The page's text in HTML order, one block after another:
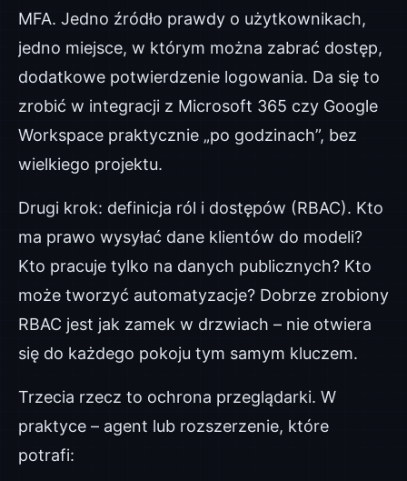
MFA. Jedno źródło prawdy o użytkownikach,
jedno miejsce, w którym można zabrać dostęp,
dodatkowe potwierdzenie logowania. Da się to
zrobić w integracji z Microsoft 365 czy Google
Workspace praktycznie „po godzinach”, bez
wielkiego projektu.
Drugi krok: definicja ról i dostępów (RBAC). Kto
ma prawo wysyłać dane klientów do modeli?
Kto pracuje tylko na danych publicznych? Kto
może tworzyć automatyzacje? Dobrze zrobiony
RBAC jest jak zamek w drzwiach – nie otwiera
się do każdego pokoju tym samym kluczem.
Trzecia rzecz to ochrona przeglądarki. W
praktyce – agent lub rozszerzenie, które
potrafi: